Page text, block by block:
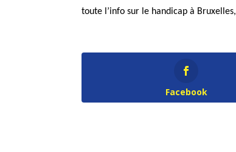
toute l’info sur le handicap à
Facebook